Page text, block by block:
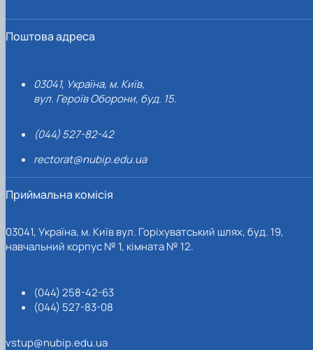
Поштова адреса
03041, Україна, м. Київ,
вул. Героїв Оборони, буд. 15.
(044) 527-82-42
rectorat@nubip.edu.ua
Приймальна комісія
03041, Україна, м. Київ вул. Горіхуватський шлях, буд. 19,
навчальний корпус № 1, кімната № 12.
(044) 258-42-63
(044) 527-83-08
vstup@nubip.edu.ua